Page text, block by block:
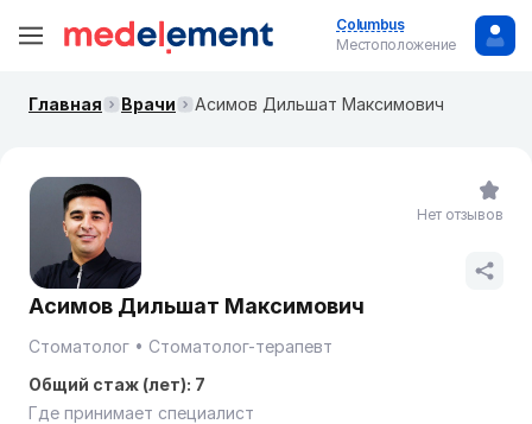
Columbus
Местоположение
Главная Врачи Асимов Дильшат Максимович
Асимов Дильшат Максимович
Стоматолог
Стоматолог-терапевт
Общий стаж (лет): 7
Где принимает специалист
Нет отзывов